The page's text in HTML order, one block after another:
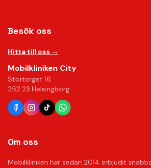
Besök oss
Hitta till oss →
Mobilkliniken City
Stortorget 16
252 23 Helsingborg
Om oss
Mobilkliniken har sedan 2014 erbjudit